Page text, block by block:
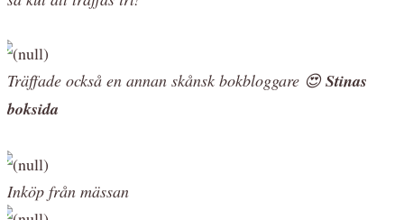
Träffade också en annan skånsk bokbloggare 😍Stinas
boksida
Inköp från mässan